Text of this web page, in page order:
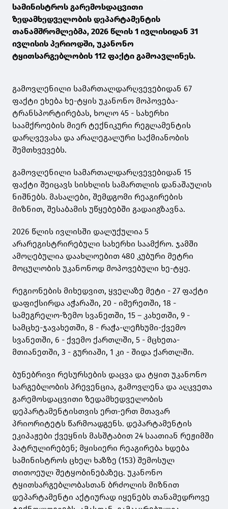
სამინისტროს გარემოსდაცვითი
ზედამხედველობის დეპარტამენტის
თანამშრომლებმა, 2026 წლის 1 ივლისიდან 31
ივლისის პერიოდში, უკანონო
ტყითსარგებლობის 112 ფაქტი გამოავლინეს.
გამოვლენილი სამართალდარღვევებიდან 67
ფაქტი ეხება ხე-ტყის უკანონო მოპოვება-
ტრანსპორტირებას, ხოლო 45 - სახერხი
საამქროების მიერ ტექნიკური რეგლამენტის
დარღვევასა და არალეგალური საქმიანობის
შემთხვევებს.
გამოვლენილი სამართალდარღვევებიდან 15
ფაქტი შეიცავს სისხლის სამართლის დანაშაულის
ნიშნებს. მასალები, შემდგომი რეაგირების
მიზნით, შესაბამის უწყებებში გადაიგზავნა.
2026 წლის ივლისში დალუქულია 5
არარეგისტრირებული სახერხი საამქრო. ჯამში
ამოღებულია დაახლოებით 480 კუბური მეტრი
მოცულობის უკანონოდ მოპოვებული ხე-ტყე.
რეგიონების მიხედვით, ყველაზე მეტი - 27 ფაქტი
დაფიქსირდა აჭარაში, 20 - იმერეთში, 18 -
სამეგრელო-ზემო სვანეთში, 15 – კახეთში, 9 -
სამცხე-ჯავახეთში, 8 - რაჭა-ლეჩხუმი-ქვემო
სვანეთში, 6 - ქვემო ქართლში, 5 - მცხეთა-
მთიანეთში, 3 - გურიაში, 1 კი - შიდა ქართლში.
ბუნებრივი რესურსების დაცვა და ტყით უკანონო
სარგებლობის პრევენცია, გამოვლენა და აღკვეთა
გარემოსდაცვითი ზედამხედველობის
დეპარტამენტისთვის ერთ-ერთ მთავარ
პრიორიტეტს წარმოადგენს. დეპარტამენტის
ეკიპაჟები ქვეყნის მასშტაბით 24 საათიან რეჟიმში
პატრულირებენ; მყისიერი რეაგირება ხდება
სამინისტროს ცხელ ხაზზე (153) შემოსულ
თითოეულ შეტყობინებაზეც. უკანონო
ტყითსარგებლობასთან ბრძოლის მიზნით
დეპარტამენტი აქტიურად იყენებს თანამედროვე